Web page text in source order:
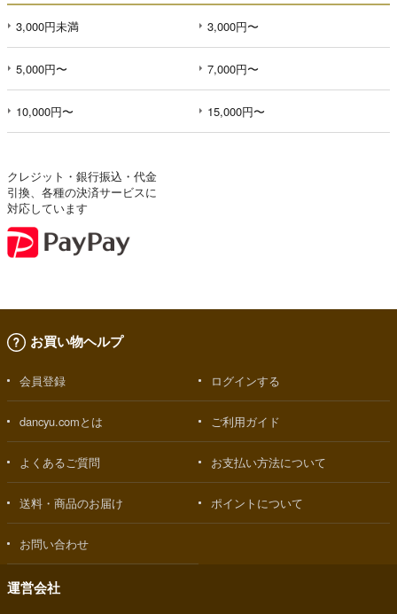
3,000円未満 3,000円〜
5,000円〜 7,000円〜
10,000円〜 15,000円〜
クレジット・銀行振込・代金
引換、各種の決済サービスに
対応しています
お買い物ヘルプ
会員登録 ログインする
dancyu.comとは ご利用ガイド
よくあるご質問 お支払い方法について
送料・商品のお届け ポイントについて
お問い合わせ
運営会社